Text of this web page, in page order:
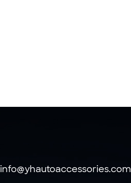
info@yhautoaccessories.com